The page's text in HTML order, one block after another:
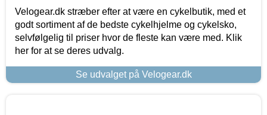
Velogear.dk stræber efter at være en cykelbutik, med et
godt sortiment af de bedste cykelhjelme og cykelsko,
selvfølgelig til priser hvor de fleste kan være med. Klik
her for at se deres udvalg.
Se udvalget på Velogear.dk